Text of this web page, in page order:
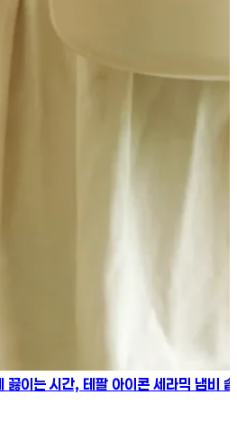
끓이는 시간, 테팔 아이콘 세라믹 냄비